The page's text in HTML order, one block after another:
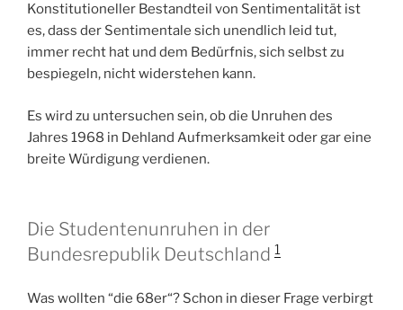
Konstitutioneller Bestandteil von Sentimentalität ist
es, dass der Sentimentale sich unendlich leid tut,
immer recht hat und dem Bedürfnis, sich selbst zu
bespiegeln, nicht widerstehen kann.
Es wird zu untersuchen sein, ob die Unruhen des
Jahres 1968 in Dehland Aufmerksamkeit oder gar eine
breite Würdigung verdienen.
Die Studentenunruhen in der
Bundesrepublik Deutschland 1
Was wollten “die 68er“? Schon in dieser Frage verbirgt